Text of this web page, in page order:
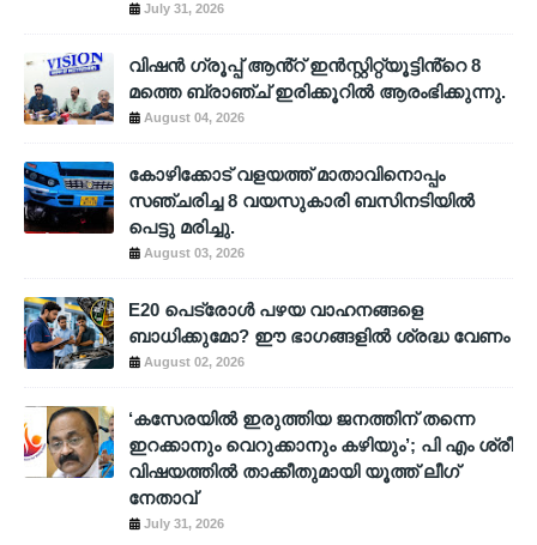
July 31, 2026
വിഷൻ ഗ്രൂപ്പ് ആൻ്റ് ഇൻസ്റ്റിറ്റ്യൂട്ടിൻ്റെ 8
മത്തെ ബ്രാഞ്ച് ഇരിക്കൂറിൽ ആരംഭിക്കുന്നു.
August 04, 2026
കോഴിക്കോട് വളയത്ത് മാതാവിനൊപ്പം
സഞ്ചരിച്ച 8 വയസുകാരി ബസിനടിയിൽ
പെട്ടു മരിച്ചു.
August 03, 2026
E20 പെട്രോൾ പഴയ വാഹനങ്ങളെ
ബാധിക്കുമോ? ഈ ഭാഗങ്ങളിൽ ശ്രദ്ധ വേണം
August 02, 2026
‘കസേരയിൽ ഇരുത്തിയ ജനത്തിന് തന്നെ
ഇറക്കാനും വെറുക്കാനും കഴിയും’; പി എം ശ്രീ
വിഷയത്തിൽ താക്കീതുമായി യൂത്ത് ലീഗ്
നേതാവ്
July 31, 2026